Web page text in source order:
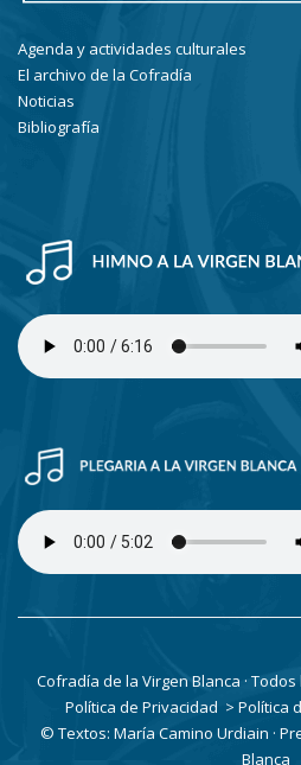
Agenda y actividades culturales
El archivo de la Cofradía
Noticias
Bibliografía
Cofradía de la Virgen Blanca ·
Política de Privacidad > Política
© Textos: María Camino Urdiain ·
Blanca